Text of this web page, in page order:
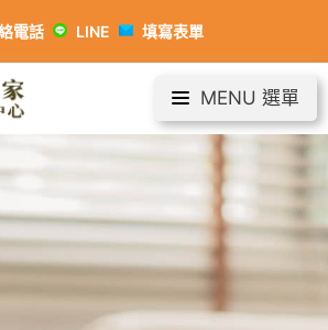
電話 LINE 填寫表單
MENU 選單